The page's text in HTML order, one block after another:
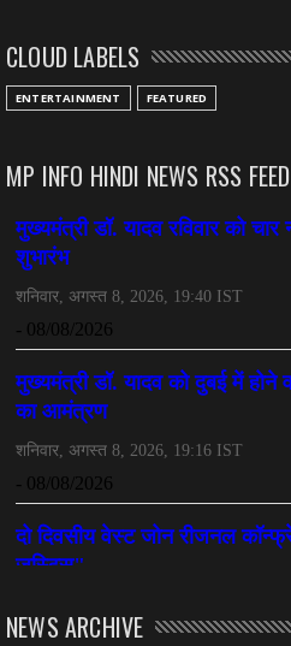
CLOUD LABELS
ENTERTAINMENT FEATURED
MP INFO HINDI NEWS RSS FEED
NEWS ARCHIVE